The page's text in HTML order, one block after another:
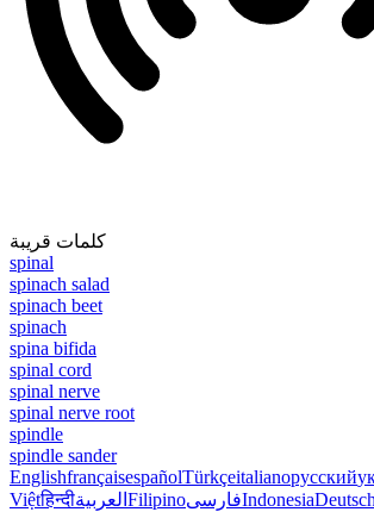
كلمات قريبة
spinal
spinach salad
spinach beet
spinach
spina bifida
spinal cord
spinal nerve
spinal nerve root
spindle
spindle sander
EnglishfrançaisespañolTürkçeitalianoрусский
Việtहिन्दीالعربية FilipinoفارسیIndonesiaDeutsch